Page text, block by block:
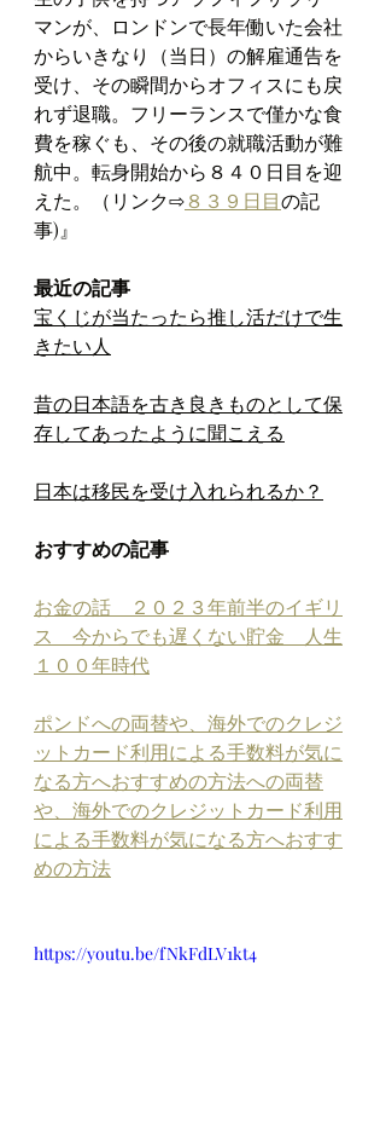
マンが、ロンドンで長年働いた会社
からいきなり（当日）の解雇通告を
受け、その瞬間からオフィスにも戻
れず退職。フリーランスで僅かな食
費を稼ぐも、その後の就職活動が難
航中。転身開始から８４０日目を迎
えた。（リンク⇨８３９日目の記
事)』
最近の記事
宝くじが当たったら推し活だけで生
きたい人
昔の日本語を古き良きものとして保
存してあったように聞こえる
日本は移民を受け入れられるか？
おすすめの記事
お金の話　２０２３年前半のイギリ
ス　今からでも遅くない貯金　人生
１００年時代
ポンドへの両替や、海外でのクレジ
ットカード利用による手数料が気に
なる方へおすすめの方法への両替
や、海外でのクレジットカード利用
による手数料が気になる方へおすす
めの方法
https://youtu.be/fNkFdLV1kt4